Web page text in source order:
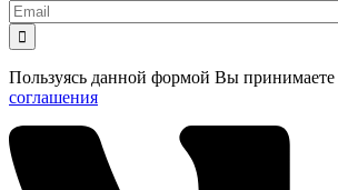

Пользуясь данной формой Вы принимаете
соглашения